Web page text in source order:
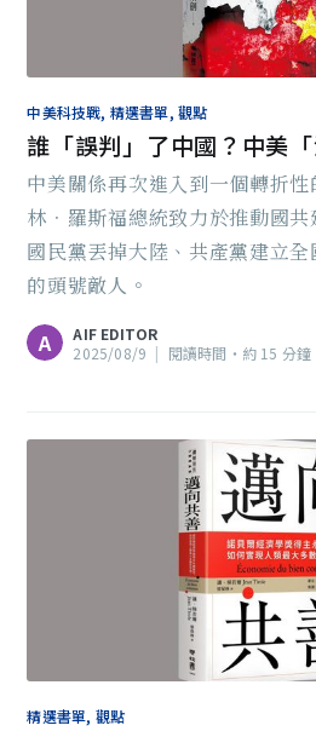
中美科技戰, 精選書單, 觀點
誰「誤判」了中國？中美
中美關係再次進入到一個轉折
林．羅斯福總統致力於推動國
國民黨丟掉大陸、共產黨建立
的頭號敵人。
A
AIF EDITOR
2025/08/9 | 閱讀時間‧約 15 分鐘
精選書單, 觀點